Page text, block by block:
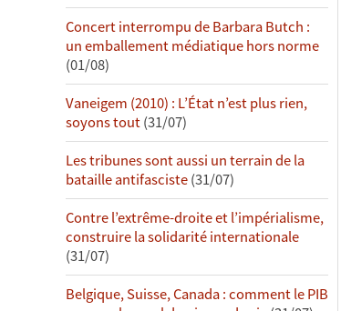
Concert interrompu de Barbara Butch :
un emballement médiatique hors norme
(01/08)
Vaneigem (2010) : L’État n’est plus rien,
soyons tout(31/07)
Les tribunes sont aussi un terrain de la
bataille antifasciste(31/07)
Contre l’extrême-droite et l’impérialisme,
construire la solidarité internationale
(31/07)
Belgique, Suisse, Canada : comment le PIB